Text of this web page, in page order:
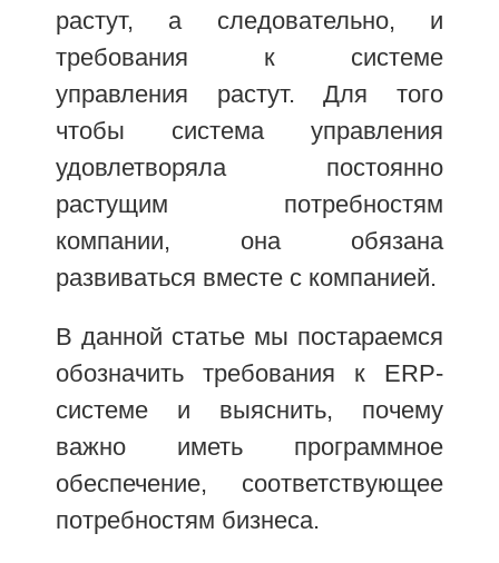
растут, а следовательно, и
требования к системе
управления растут. Для того
чтобы система управления
удовлетворяла постоянно
растущим потребностям
компании, она обязана
развиваться вместе с компанией.
В данной статье мы постараемся
обозначить требования к ERP-
системе и выяснить, почему
важно иметь программное
обеспечение, соответствующее
потребностям бизнеса.